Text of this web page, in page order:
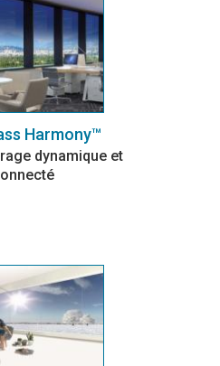
Harmony™
dynamique et